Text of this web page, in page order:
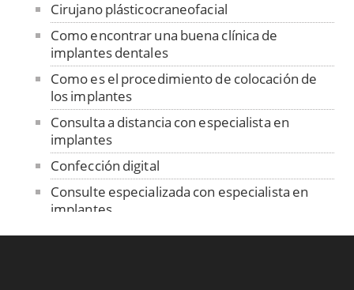
Cirujano plásticocraneofacial
Como encontrar una buena clínica de
implantes dentales
Como es el procedimiento de colocación de
los implantes
Consulta a distancia con especialista en
implantes
Confección digital
Consulte especializada con especialista en
implantes
Contención